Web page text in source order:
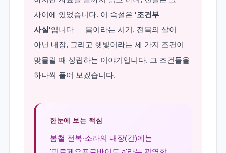
사이에 있었습니다. 이 속설은 '조건부
사실'입니다 — 봄이라는 시기, 전복의 살이
아닌 내장, 그리고 햇빛이라는 세 가지 조건이
맞물릴 때 성립하는 이야기입니다. 그 조건들을
하나씩 풀어 보겠습니다.
한눈에 보는 핵심
봄철 전복·소라의 내장(간)에는